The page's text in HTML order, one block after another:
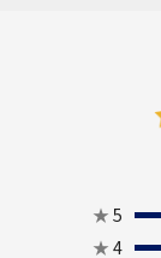
★ 5
★ 4